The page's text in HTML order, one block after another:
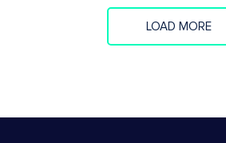
LOAD MORE